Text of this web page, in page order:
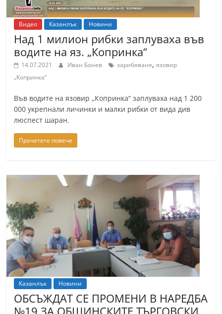
Видео Казанлък Новини
Над 1 милион рибки заплуваха във
водите на яз. „Копринка“
14.07.2021 Иван Бонев зарибяване,язовир
„Копринка“
Във водите на язовир „Копринка“ заплуваха над 1 200
000 укрепнали личинки и малки рибки от вида див
люспест шаран.
Прочетете повече
Казанлък Новини
ОБСЪЖДАТ СЕ ПРОМЕНИ В НАРЕДБА
№19 ЗА ОБЩИНСКИТЕ ТЪРГОВСКИ